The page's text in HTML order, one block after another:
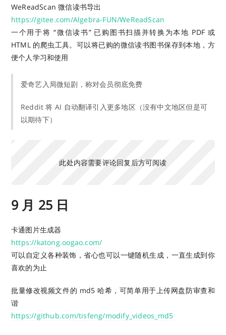
WeReadScan 微信读书导出
https://gitee.com/Algebra-FUN/WeReadScan
一个用于将 “微信读书” 已购图书扫描并转换为本地 PDF 或
HTML 的爬虫工具。可以将已购的微信读书图书保存到本地，方
便个人学习和使用
爱奇艺入局微短剧，称对会员彻底免费
Reddit 将 AI 自动翻译引入更多地区（没有中文地区但是可
以期待下）
此处内容需要评论回复后方可阅读
9 月 25 日
卡通图片生成器
https://katong.oogao.com/
可以自定义各种装饰，省心也可以一键随机生成，一直生成到你
喜欢的为止
批量修改视频文件的 md5 哈希，可简单用于上传网盘防审查和
谐
https://github.com/tisfeng/modify_videos_md5